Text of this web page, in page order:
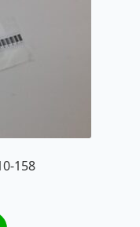
158